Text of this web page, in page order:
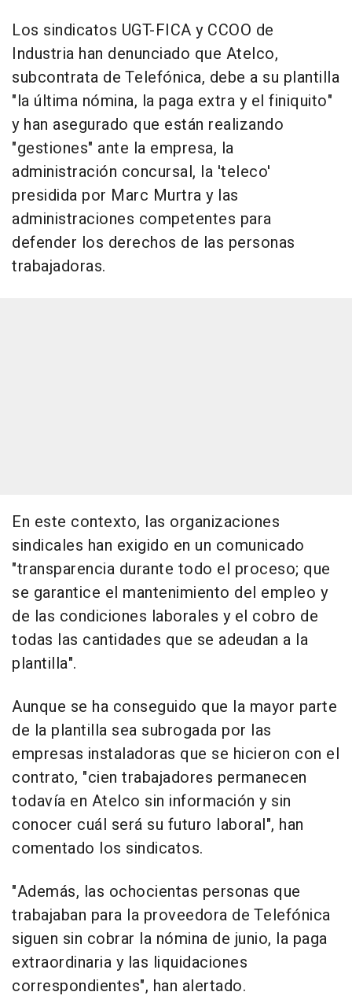
Los sindicatos UGT-FICA y CCOO de
Industria han denunciado que Atelco,
subcontrata de Telefónica, debe a su plantilla
"la última nómina, la paga extra y el finiquito"
y han asegurado que están realizando
"gestiones" ante la empresa, la
administración concursal, la 'teleco'
presidida por Marc Murtra y las
administraciones competentes para
defender los derechos de las personas
trabajadoras.
En este contexto, las organizaciones
sindicales han exigido en un comunicado
"transparencia durante todo el proceso; que
se garantice el mantenimiento del empleo y
de las condiciones laborales y el cobro de
todas las cantidades que se adeudan a la
plantilla".
Aunque se ha conseguido que la mayor parte
de la plantilla sea subrogada por las
empresas instaladoras que se hicieron con el
contrato, "cien trabajadores permanecen
todavía en Atelco sin información y sin
conocer cuál será su futuro laboral", han
comentado los sindicatos.
"Además, las ochocientas personas que
trabajaban para la proveedora de Telefónica
siguen sin cobrar la nómina de junio, la paga
extraordinaria y las liquidaciones
correspondientes", han alertado.